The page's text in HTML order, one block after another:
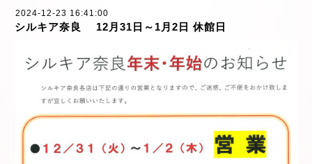
2024-12-23 16:41:00
シルキア奈良 12月31日～1月2日 休館日